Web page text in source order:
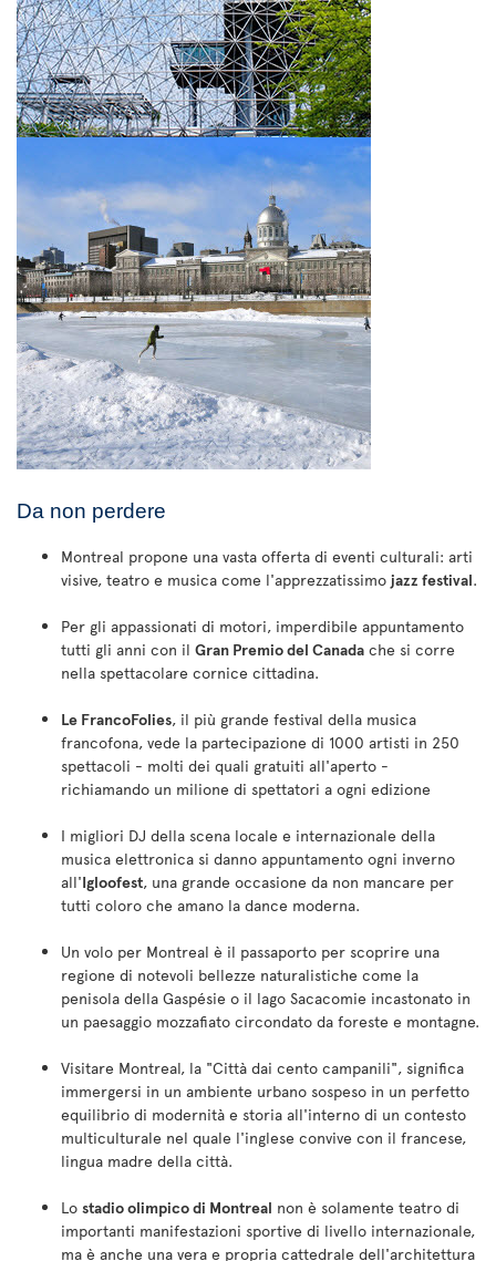
Da non perdere
Montreal propone una vasta offerta di eventi culturali: arti
visive, teatro e musica come l'apprezzatissimo jazz festival.
Per gli appassionati di motori, imperdibile appuntamento
tutti gli anni con il Gran Premio del Canada che si corre
nella spettacolare cornice cittadina.
Le FrancoFolies, il più grande festival della musica
francofona, vede la partecipazione di 1000 artisti in 250
spettacoli - molti dei quali gratuiti all'aperto -
richiamando un milione di spettatori a ogni edizione
I migliori DJ della scena locale e internazionale della
musica elettronica si danno appuntamento ogni inverno
all'Igloofest, una grande occasione da non mancare per
tutti coloro che amano la dance moderna.
Un volo per Montreal è il passaporto per scoprire una
regione di notevoli bellezze naturalistiche come la
penisola della Gaspésie o il lago Sacacomie incastonato in
un paesaggio mozzafiato circondato da foreste e montagne.
Visitare Montreal, la "Città dai cento campanili", significa
immergersi in un ambiente urbano sospeso in un perfetto
equilibrio di modernità e storia all'interno di un contesto
multiculturale nel quale l'inglese convive con il francese,
lingua madre della città.
Lo stadio olimpico di Montreal non è solamente teatro di
importanti manifestazioni sportive di livello internazionale,
ma è anche una vera e propria cattedrale dell'architettura